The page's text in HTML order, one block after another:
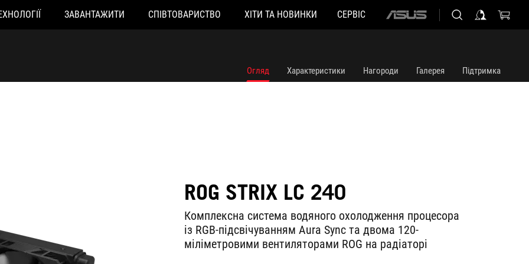
ЗАВАНТАЖИТИ СПІВТОВАРИСТВО ХІТИ ТА НОВИНКИ СЕРВІС
ASUS
Огляд Характеристики Нагороди Галерея Підтримка
ROG STRIX LC 240
Комплексна система водяного охолодження процесора
із RGB-підсвічуванням Aura Sync та двома 120-
міліметровими вентиляторами ROG на радіаторі